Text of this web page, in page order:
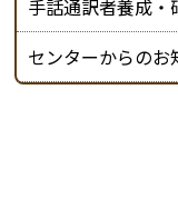
手話通訳者養成・
センターからのお